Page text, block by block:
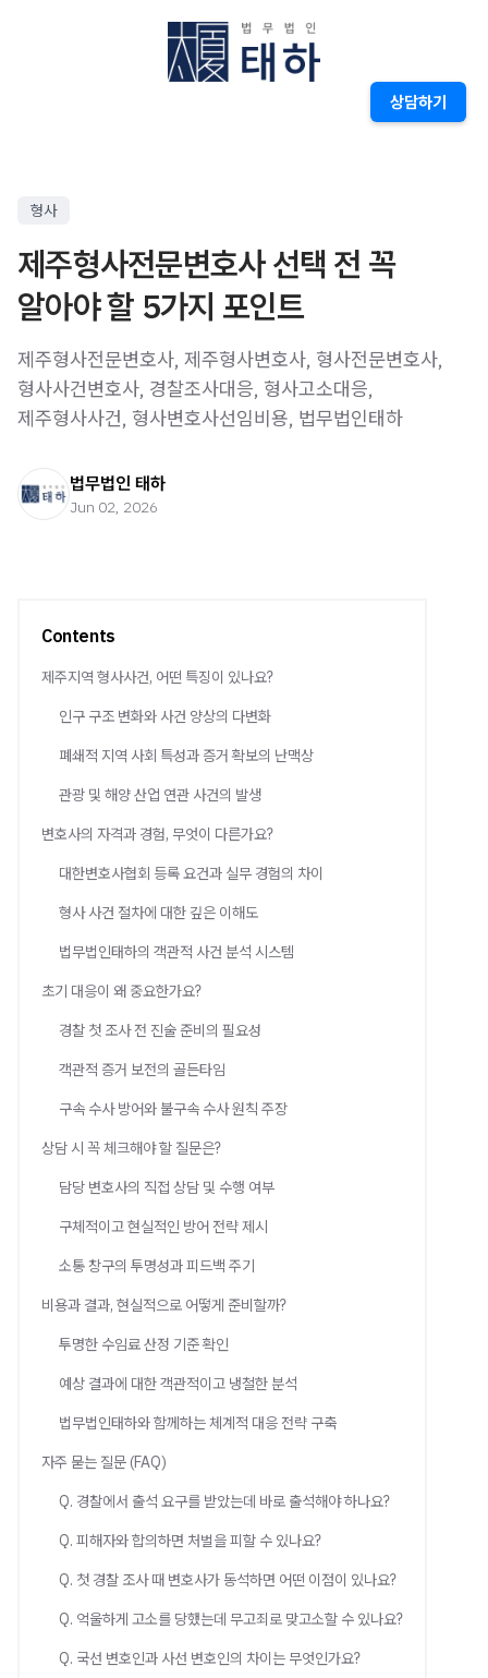
상담하기
형사
제주형사전문변호사 선택 전 꼭
알아야 할 5가지 포인트
제주형사전문변호사, 제주형사변호사, 형사전문변호사,
형사사건변호사, 경찰조사대응, 형사고소대응,
제주형사사건, 형사변호사선임비용, 법무법인태하
법무법인 태하
Jun 02, 2026
Contents
제주지역 형사사건, 어떤 특징이 있나요?
인구 구조 변화와 사건 양상의 다변화
폐쇄적 지역 사회 특성과 증거 확보의 난맥상
관광 및 해양 산업 연관 사건의 발생
변호사의 자격과 경험, 무엇이 다른가요?
대한변호사협회 등록 요건과 실무 경험의 차이
형사 사건 절차에 대한 깊은 이해도
법무법인태하의 객관적 사건 분석 시스템
초기 대응이 왜 중요한가요?
경찰 첫 조사 전 진술 준비의 필요성
객관적 증거 보전의 골든타임
구속 수사 방어와 불구속 수사 원칙 주장
상담 시 꼭 체크해야 할 질문은?
담당 변호사의 직접 상담 및 수행 여부
구체적이고 현실적인 방어 전략 제시
소통 창구의 투명성과 피드백 주기
비용과 결과, 현실적으로 어떻게 준비할까?
투명한 수임료 산정 기준 확인
예상 결과에 대한 객관적이고 냉철한 분석
법무법인태하와 함께하는 체계적 대응 전략 구축
자주 묻는 질문 (FAQ)
Q. 경찰에서 출석 요구를 받았는데 바로 출석해야 하나요?
Q. 피해자와 합의하면 처벌을 피할 수 있나요?
Q. 첫 경찰 조사 때 변호사가 동석하면 어떤 이점이 있나요?
Q. 억울하게 고소를 당했는데 무고죄로 맞고소할 수 있나요?
Q. 국선 변호인과 사선 변호인의 차이는 무엇인가요?